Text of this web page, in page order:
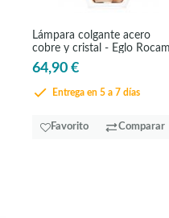
Lámpara colgante acero
cobre y cristal - Eglo
64,90 €
Entrega en 5 a 7 días
Favorito Comparar